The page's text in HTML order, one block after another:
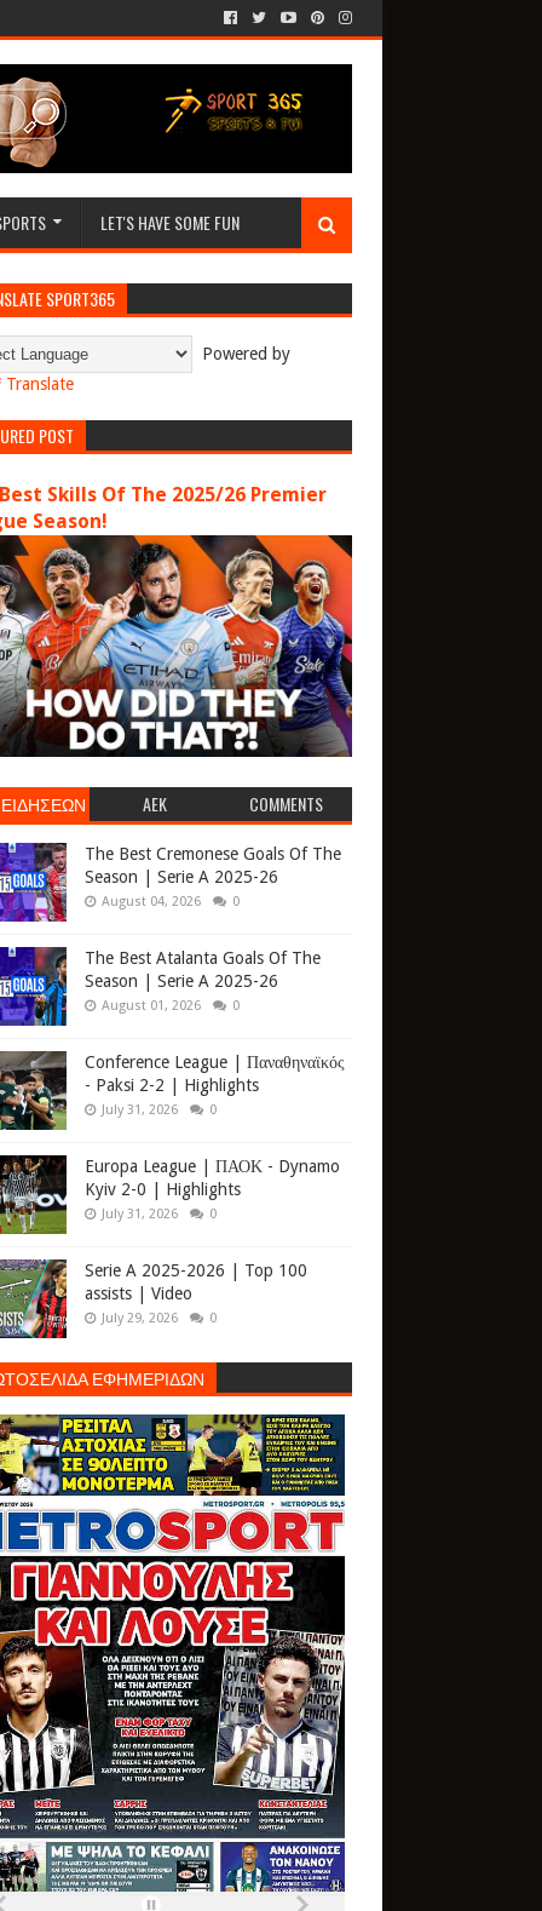
LET'S HAVE SOME FUN
SPORT365
Powered by
Translate
POST
Skills Of The 2025/26 Premier
Season!
AEK COMMENTS
The Best Cremonese Goals Of The
Season | Serie A 2025-26
August 04, 2026 0
The Best Atalanta Goals Of The
Season | Serie A 2025-26
August 01, 2026 0
Conference League | Παναθηναϊκός
- Paksi 2-2 | Highlights
July 31, 2026 0
Europa League | ΠΑΟΚ - Dynamo
Kyiv 2-0 | Highlights
July 31, 2026 0
Serie A 2025-2026 | Top 100
assists | Video
July 29, 2026 0
ΕΦΗΜΕΡΙΔΩΝ